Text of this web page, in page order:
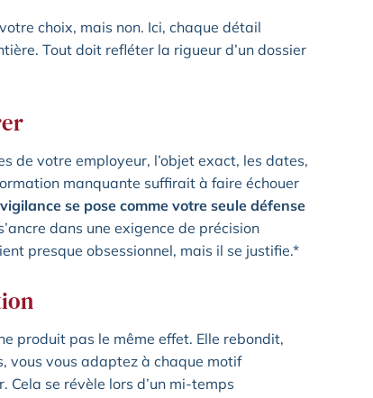
choix, mais non. Ici, chaque détail
Tout doit refléter la rigueur d’un dossier
de votre employeur, l’objet exact, les dates,
manquante suffirait à faire échouer
se pose comme votre seule défense
dans une exigence de précision
presque obsessionnel, mais il se justifie.*
produit pas le même effet. Elle rebondit,
vous vous adaptez à chaque motif
se révèle lors d’un mi-temps